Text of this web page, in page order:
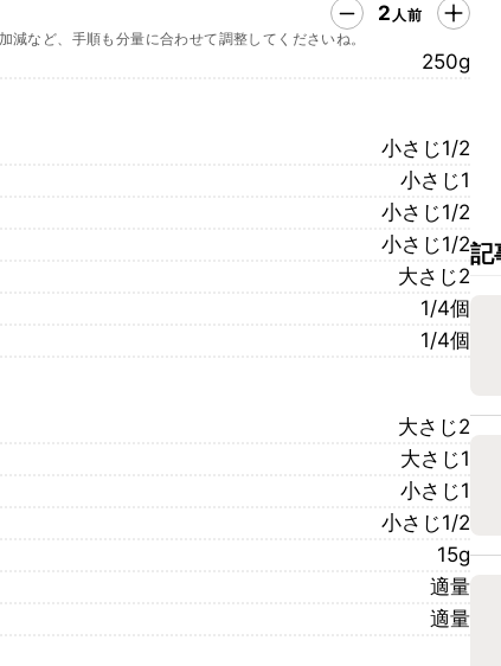
2 人前
など、手順も分量に合わせて調整してくださいね。
250g
小さじ1/2
小さじ1
小さじ1/2
小さじ1/2
大さじ2
1/4個
1/4個
大さじ2
大さじ1
小さじ1
小さじ1/2
15g
適量
適量
記